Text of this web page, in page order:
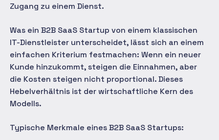
Zugang zu einem Dienst.
Was ein B2B SaaS Startup von einem klassischen
IT-Dienstleister unterscheidet, lässt sich an einem
einfachen Kriterium festmachen: Wenn ein neuer
Kunde hinzukommt, steigen die Einnahmen, aber
die Kosten steigen nicht proportional. Dieses
Hebelverhältnis ist der wirtschaftliche Kern des
Modells.
Typische Merkmale eines B2B SaaS Startups: